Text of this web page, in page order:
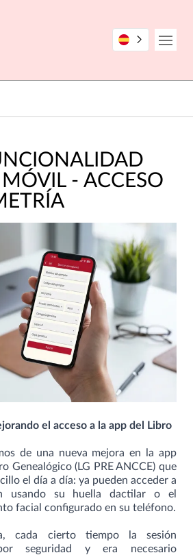
MÓVIL - ACCESO
el acceso a la app del Libro
de una nueva mejora en la app
Genealógico (LG PRE ANCCE) que
el día a día: ya pueden acceder a
usando su huella dactilar o el
facial configurado en su teléfono.
cada cierto tiempo la sesión
seguridad y era necesario